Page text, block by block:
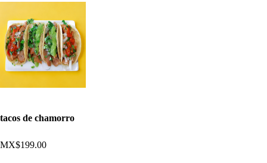
tacos de chamorro
MX$199.00